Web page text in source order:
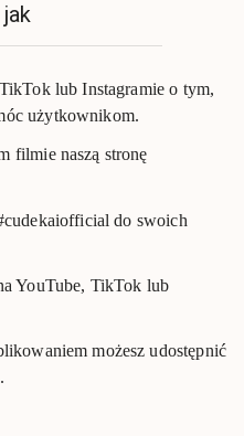
lub Instagramie o tym,
użytkownikom.
filmie naszą stronę
do swoich
YouTube, TikTok lub
możesz udostępnić